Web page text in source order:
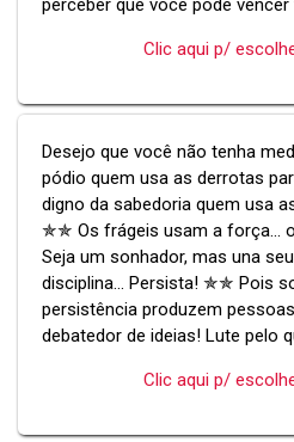
perceber que você pode
Clic aqui p/
Desejo que você não tenha
pódio quem usa as derrotas
digno da sabedoria quem usa
✯✯ Os frágeis usam a força...
Seja um sonhador, mas una
disciplina... Persista! ✯✯ Pois
persistência produzem
debatedor de ideias! Lute pelo
Clic aqui p/